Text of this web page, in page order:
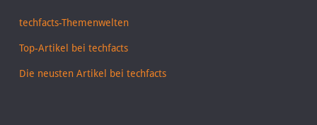
techfacts-Themenwelten
Top-Artikel bei techfacts
Die neusten Artikel bei techfacts